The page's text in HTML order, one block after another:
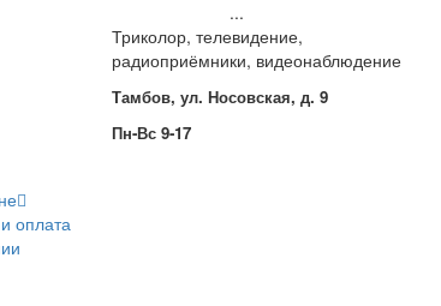
...
Триколор, телевидение,
радиоприёмники, видеонаблюдение
Тамбов, ул. Носовская, д. 9
Пн-Вс 9-17
оплата